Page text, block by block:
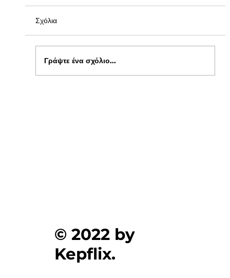
Σχόλια
Γράψτε ένα σχόλιο...
© 2022 by
Kepflix.